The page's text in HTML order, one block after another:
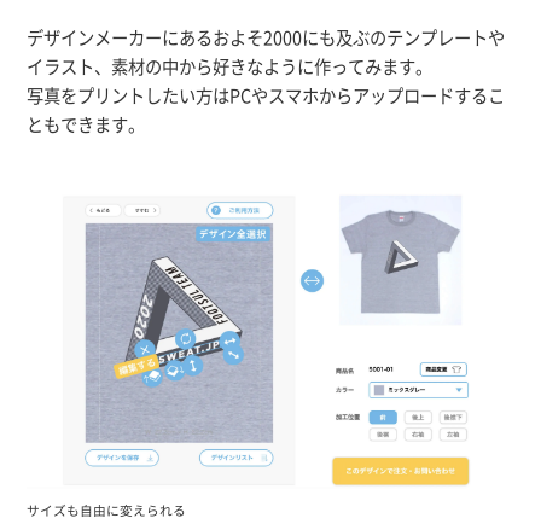
デザインメーカーにあるおよそ2000にも及ぶのテンプレートや
イラスト、素材の中から好きなように作ってみます。
写真をプリントしたい方はPCやスマホからアップロードするこ
ともできます。
サイズも自由に変えられる